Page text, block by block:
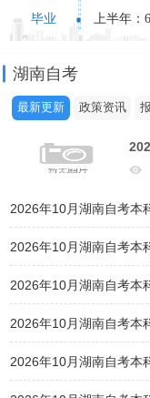
毕业 上半年
湖南自考
最新更新 政策资讯
考